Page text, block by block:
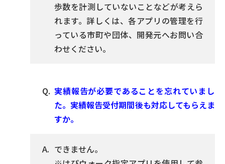
歩数を計測していないことなどが考えら
れます。詳しくは、各アプリの管理を行
っている市町や団体、開発元へお問い合
わせください。
実績報告が必要であることを忘れていまし
た。実績報告受付期間後も対応してもらえま
すか。
できません。